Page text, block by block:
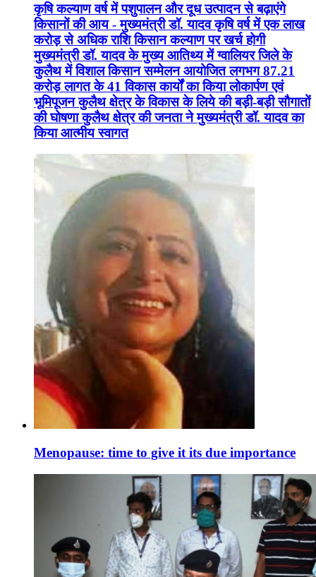
कृषि कल्याण वर्ष में पशुपालन और दूध उत्पादन से बढ़ाएंगे
किसानों की आय - मुख्यमंत्री डॉ. यादव कृषि वर्ष में एक लाख
करोड़ से अधिक राशि किसान कल्याण पर खर्च होगी
मुख्यमंत्री डॉ. यादव के मुख्य आतिथ्य में ग्वालियर जिले के
कुलैथ में विशाल किसान सम्मेलन आयोजित लगभग 87.21
करोड़ लागत के 41 विकास कार्यों का किया लोकार्पण एवं
भूमिपूजन कुलैथ क्षेत्र के विकास के लिये की बड़ी-बड़ी सौगातों
की घोषणा कुलैथ क्षेत्र की जनता ने मुख्यमंत्री डॉ. यादव का
किया आत्मीय स्वागत
Menopause: time to give it its due importance